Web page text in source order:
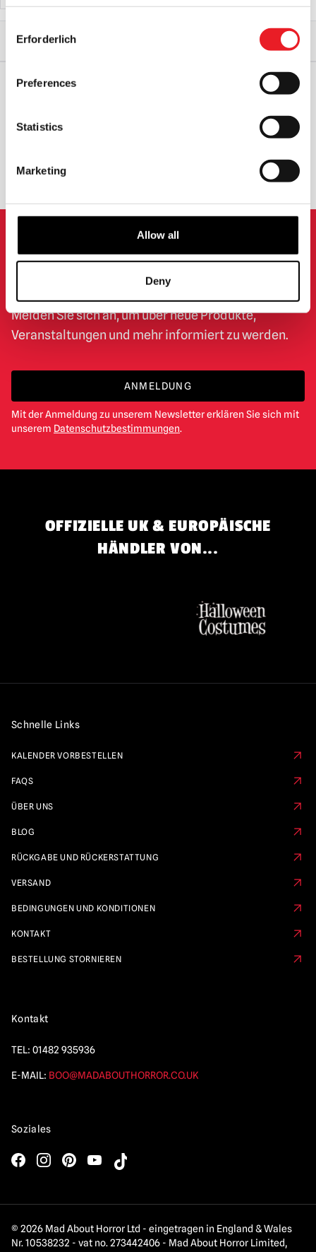
Selection
Erforderlich
Preferences
Statistics
Marketing
Allow all
Deny
Start Horror-Geschenke
MASSGESCHNEIDERTE ANFRAGEN
ANMELDUNG ZUM
NEWSLETTER
Melden Sie sich an, um über neue Produkte,
Veranstaltungen und mehr informiert zu werden.
ANMELDUNG
Mit der Anmeldung zu unserem Newsletter erklären Sie sich mit
unserem Datenschutzbestimmungen.
OFFIZIELLE UK & EUROPÄISCHE
HÄNDLER VON...
Schnelle Links
KALENDER VORBESTELLEN
FAQS
ÜBER UNS
BLOG
RÜCKGABE UND RÜCKERSTATTUNG
VERSAND
BEDINGUNGEN UND KONDITIONEN
KONTAKT
BESTELLUNG STORNIEREN
Kontakt
TEL: 01482 935936
E-MAIL: BOO@MADABOUTHORROR.CO.UK
Soziales
© 2026 Mad About Horror Ltd - eingetragen in England & Wales
Nr. 10538232 - vat no. 273442406 - Mad About Horror Limited,